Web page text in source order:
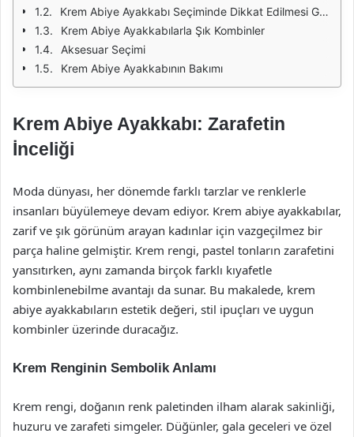
Krem Abiye Ayakkabı Seçiminde Dikkat Edilmesi Gerekenler
Krem Abiye Ayakkabılarla Şık Kombinler
Aksesuar Seçimi
Krem Abiye Ayakkabının Bakımı
Krem Abiye Ayakkabı: Zarafetin
İnceliği
Moda dünyası, her dönemde farklı tarzlar ve renklerle
insanları büyülemeye devam ediyor. Krem abiye ayakkabılar,
zarif ve şık görünüm arayan kadınlar için vazgeçilmez bir
parça haline gelmiştir. Krem rengi, pastel tonların zarafetini
yansıtırken, aynı zamanda birçok farklı kıyafetle
kombinlenebilme avantajı da sunar. Bu makalede, krem
abiye ayakkabıların estetik değeri, stil ipuçları ve uygun
kombinler üzerinde duracağız.
Krem Renginin Sembolik Anlamı
Krem rengi, doğanın renk paletinden ilham alarak sakinliği,
huzuru ve zarafeti simgeler. Düğünler, gala geceleri ve özel